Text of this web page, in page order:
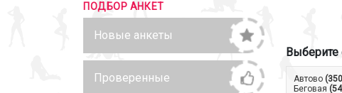
ПОДБОР АНКЕТ
Новые анкеты
Проверенные
Выберите
Автово
Беговая